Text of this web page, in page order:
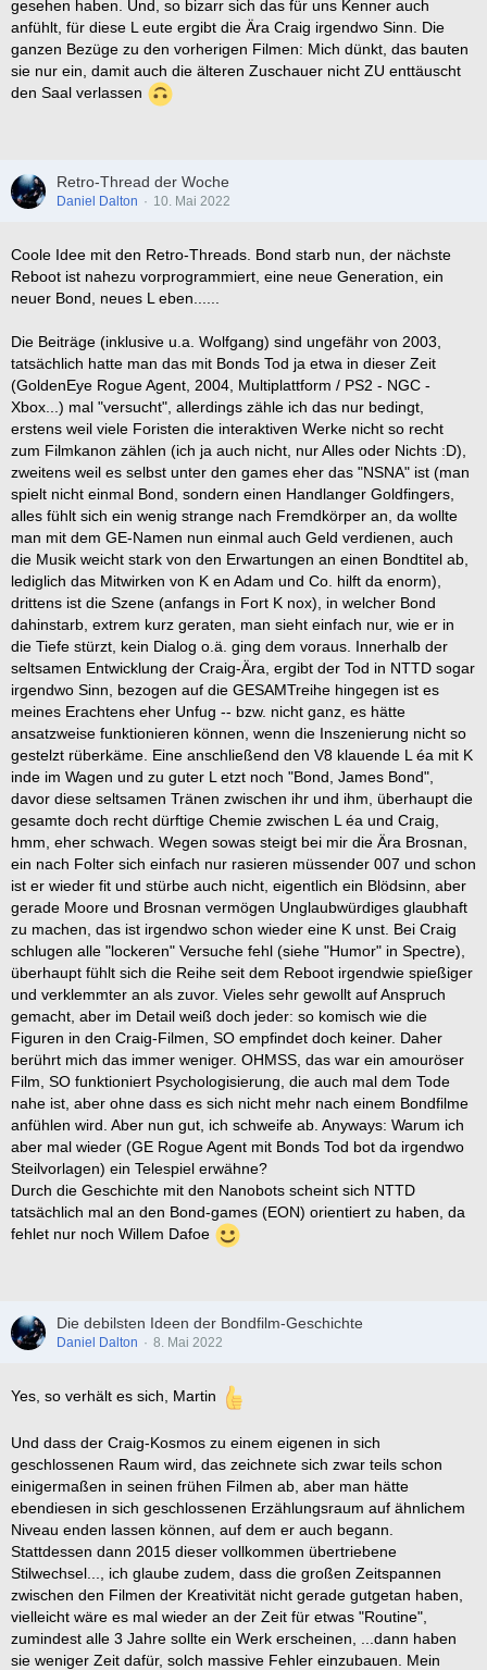
gesehen haben. Und, so bizarr sich das für uns Kenner auch
anfühlt, für diese L eute ergibt die Ära Craig irgendwo Sinn. Die
ganzen Bezüge zu den vorherigen Filmen: Mich dünkt, das bauten
sie nur ein, damit auch die älteren Zuschauer nicht ZU enttäuscht
den Saal verlassen
Retro-Thread der Woche
Daniel Dalton 10. Mai 2022
Coole Idee mit den Retro-Threads. Bond starb nun, der nächste
Reboot ist nahezu vorprogrammiert, eine neue Generation, ein
neuer Bond, neues L eben......
Die Beiträge (inklusive u.a. Wolfgang) sind ungefähr von 2003,
tatsächlich hatte man das mit Bonds Tod ja etwa in dieser Zeit
(GoldenEye Rogue Agent, 2004, Multiplattform / PS2 - NGC -
Xbox...) mal "versucht", allerdings zähle ich das nur bedingt,
erstens weil viele Foristen die interaktiven Werke nicht so recht
zum Filmkanon zählen (ich ja auch nicht, nur Alles oder Nichts :D),
zweitens weil es selbst unter den games eher das "NSNA" ist (man
spielt nicht einmal Bond, sondern einen Handlanger Goldfingers,
alles fühlt sich ein wenig strange nach Fremdkörper an, da wollte
man mit dem GE-Namen nun einmal auch Geld verdienen, auch
die Musik weicht stark von den Erwartungen an einen Bondtitel ab,
lediglich das Mitwirken von K en Adam und Co. hilft da enorm),
drittens ist die Szene (anfangs in Fort K nox), in welcher Bond
dahinstarb, extrem kurz geraten, man sieht einfach nur, wie er in
die Tiefe stürzt, kein Dialog o.ä. ging dem voraus. Innerhalb der
seltsamen Entwicklung der Craig-Ära, ergibt der Tod in NTTD sogar
irgendwo Sinn, bezogen auf die GESAMTreihe hingegen ist es
meines Erachtens eher Unfug -- bzw. nicht ganz, es hätte
ansatzweise funktionieren können, wenn die Inszenierung nicht so
gestelzt rüberkäme. Eine anschließend den V8 klauende L éa mit K
inde im Wagen und zu guter L etzt noch "Bond, James Bond",
davor diese seltsamen Tränen zwischen ihr und ihm, überhaupt die
gesamte doch recht dürftige Chemie zwischen L éa und Craig,
hmm, eher schwach. Wegen sowas steigt bei mir die Ära Brosnan,
ein nach Folter sich einfach nur rasieren müssender 007 und schon
ist er wieder fit und stürbe auch nicht, eigentlich ein Blödsinn, aber
gerade Moore und Brosnan vermögen Unglaubwürdiges glaubhaft
zu machen, das ist irgendwo schon wieder eine K unst. Bei Craig
schlugen alle "lockeren" Versuche fehl (siehe "Humor" in Spectre),
überhaupt fühlt sich die Reihe seit dem Reboot irgendwie spießiger
und verklemmter an als zuvor. Vieles sehr gewollt auf Anspruch
gemacht, aber im Detail weiß doch jeder: so komisch wie die
Figuren in den Craig-Filmen, SO empfindet doch keiner. Daher
berührt mich das immer weniger. OHMSS, das war ein amouröser
Film, SO funktioniert Psychologisierung, die auch mal dem Tode
nahe ist, aber ohne dass es sich nicht mehr nach einem Bondfilme
anfühlen wird. Aber nun gut, ich schweife ab. Anyways: Warum ich
aber mal wieder (GE Rogue Agent mit Bonds Tod bot da irgendwo
Steilvorlagen) ein Telespiel erwähne?
Durch die Geschichte mit den Nanobots scheint sich NTTD
tatsächlich mal an den Bond-games (EON) orientiert zu haben, da
fehlet nur noch Willem Dafoe
Die debilsten Ideen der Bondfilm-Geschichte
Daniel Dalton 8. Mai 2022
Yes, so verhält es sich, Martin
Und dass der Craig-Kosmos zu einem eigenen in sich
geschlossenen Raum wird, das zeichnete sich zwar teils schon
einigermaßen in seinen frühen Filmen ab, aber man hätte
ebendiesen in sich geschlossenen Erzählungsraum auf ähnlichem
Niveau enden lassen können, auf dem er auch begann.
Stattdessen dann 2015 dieser vollkommen übertriebene
Stilwechsel..., ich glaube zudem, dass die großen Zeitspannen
zwischen den Filmen der Kreativität nicht gerade gutgetan haben,
vielleicht wäre es mal wieder an der Zeit für etwas "Routine",
zumindest alle 3 Jahre sollte ein Werk erscheinen, ...dann haben
sie weniger Zeit dafür, solch massive Fehler einzubauen. Mein